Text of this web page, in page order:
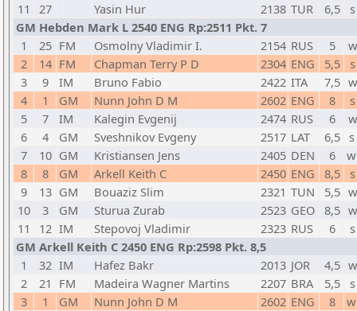
11
27 Yasin Hur 2138 TUR 6,5
GM Hebden Mark L 2540 ENG Rp:2511 Pkt. 7
1
25 FM Osmolny Vladimir I. 2154 RUS 5
2
14 FM Chapman Terry P D 2304 ENG 5,5
3
9 IM Bruno Fabio 2422 ITA 7,5
4
1 GM Nunn John D M 2602 ENG 8
5
7 IM Kalegin Evgenij 2474 RUS 6
6
4 GM Sveshnikov Evgeny 2517 LAT 6,5
7
10 GM Kristiansen Jens 2405 DEN 6
8
8 GM Arkell Keith C 2450 ENG 8,5
9
13 GM Bouaziz Slim 2321 TUN 5,5
10
3 GM Sturua Zurab 2523 GEO 8,5
11
12 IM Stepovoj Vladimir 2323 RUS 6
GM Arkell Keith C 2450 ENG Rp:2598 Pkt. 8,5
1
32 IM Hafez Bakr 2013 JOR 4,5
2
21 FM Madeira Wagner Martins 2207 BRA 5,5
3
1 GM Nunn John D M 2602 ENG 8